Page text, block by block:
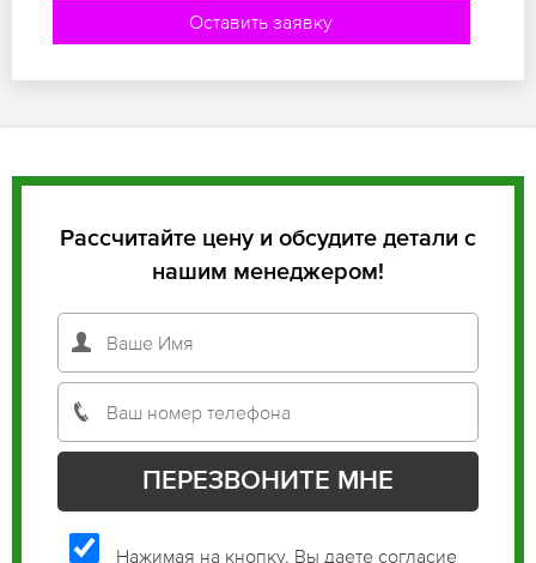
Оставить заявку
Рассчитайте цену и обсудите детали с
нашим менеджером!
Нажимая на кнопку, Вы даете согласие